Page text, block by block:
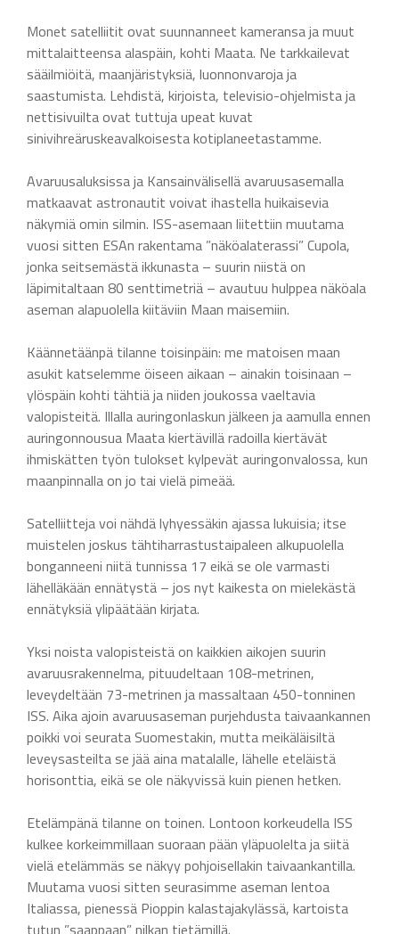
Monet satelliitit ovat suunnanneet kameransa ja muut
mittalaitteensa alaspäin, kohti Maata. Ne tarkkailevat
sääilmiöitä, maanjäristyksiä, luonnonvaroja ja
saastumista. Lehdistä, kirjoista, televisio-ohjelmista ja
nettisivuilta ovat tuttuja upeat kuvat
sinivihreäruskeavalkoisesta kotiplaneetastamme.
Avaruusaluksissa ja Kansainvälisellä avaruusasemalla
matkaavat astronautit voivat ihastella huikaisevia
näkymiä omin silmin. ISS-asemaan liitettiin muutama
vuosi sitten ESAn rakentama ”näköalaterassi” Cupola,
jonka seitsemästä ikkunasta – suurin niistä on
läpimitaltaan 80 senttimetriä – avautuu hulppea näköala
aseman alapuolella kiitäviin Maan maisemiin.
Käännetäänpä tilanne toisinpäin: me matoisen maan
asukit katselemme öiseen aikaan – ainakin toisinaan –
ylöspäin kohti tähtiä ja niiden joukossa vaeltavia
valopisteitä. Illalla auringonlaskun jälkeen ja aamulla ennen
auringonnousua Maata kiertävillä radoilla kiertävät
ihmiskätten työn tulokset kylpevät auringonvalossa, kun
maanpinnalla on jo tai vielä pimeää.
Satelliitteja voi nähdä lyhyessäkin ajassa lukuisia; itse
muistelen joskus tähtiharrastustaipaleen alkupuolella
bonganneeni niitä tunnissa 17 eikä se ole varmasti
lähelläkään ennätystä – jos nyt kaikesta on mielekästä
ennätyksiä ylipäätään kirjata.
Yksi noista valopisteistä on kaikkien aikojen suurin
avaruusrakennelma, pituudeltaan 108-metrinen,
leveydeltään 73-metrinen ja massaltaan 450-tonninen
ISS. Aika ajoin avaruusaseman purjehdusta taivaankannen
poikki voi seurata Suomestakin, mutta meikäläisiltä
leveysasteilta se jää aina matalalle, lähelle eteläistä
horisonttia, eikä se ole näkyvissä kuin pienen hetken.
Etelämpänä tilanne on toinen. Lontoon korkeudella ISS
kulkee korkeimmillaan suoraan pään yläpuolelta ja siitä
vielä etelämmäs se näkyy pohjoisellakin taivaankantilla.
Muutama vuosi sitten seurasimme aseman lentoa
Italiassa, pienessä Pioppin kalastajakylässä, kartoista
tutun ”saappaan” nilkan tietämillä.